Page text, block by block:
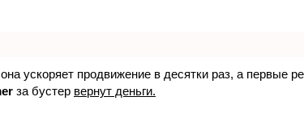
ускоряет продвижение в десятки раз, а первые
за бустер вернут деньги.